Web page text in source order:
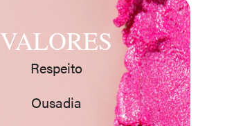
VALORES
Respeito
Ousadia